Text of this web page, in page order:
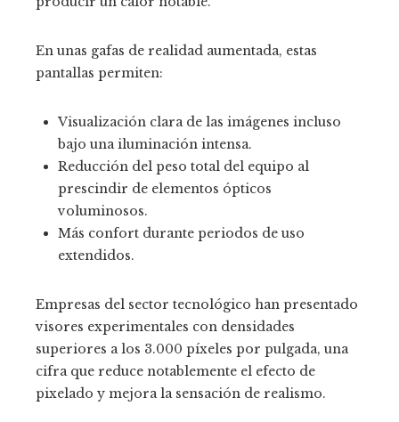
En unas gafas de realidad aumentada, estas
pantallas permiten:
Visualización clara de las imágenes incluso
bajo una iluminación intensa.
Reducción del peso total del equipo al
prescindir de elementos ópticos
voluminosos.
Más confort durante periodos de uso
extendidos.
Empresas del sector tecnológico han presentado
visores experimentales con densidades
superiores a los 3.000 píxeles por pulgada, una
cifra que reduce notablemente el efecto de
pixelado y mejora la sensación de realismo.